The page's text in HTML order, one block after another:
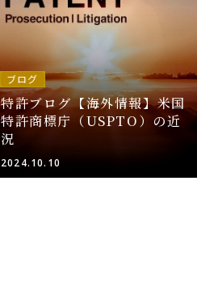
ブログ
特許ブログ【海外情報】米国
特許商標庁（USPTO）の近
況
2024.10.10